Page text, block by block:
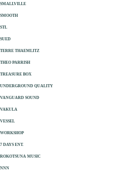
SMALLVILLE
SMOOTH
STL
SUED
TERRE THAEMLITZ
THEO PARRISH
TREASURE BOX
UNDERGROUND QUALITY
VANGUARD SOUND
VAKULA
VESSEL
WORKSHOP
7 DAYS ENT.
ROKOTSUNA MUSIC
NNN